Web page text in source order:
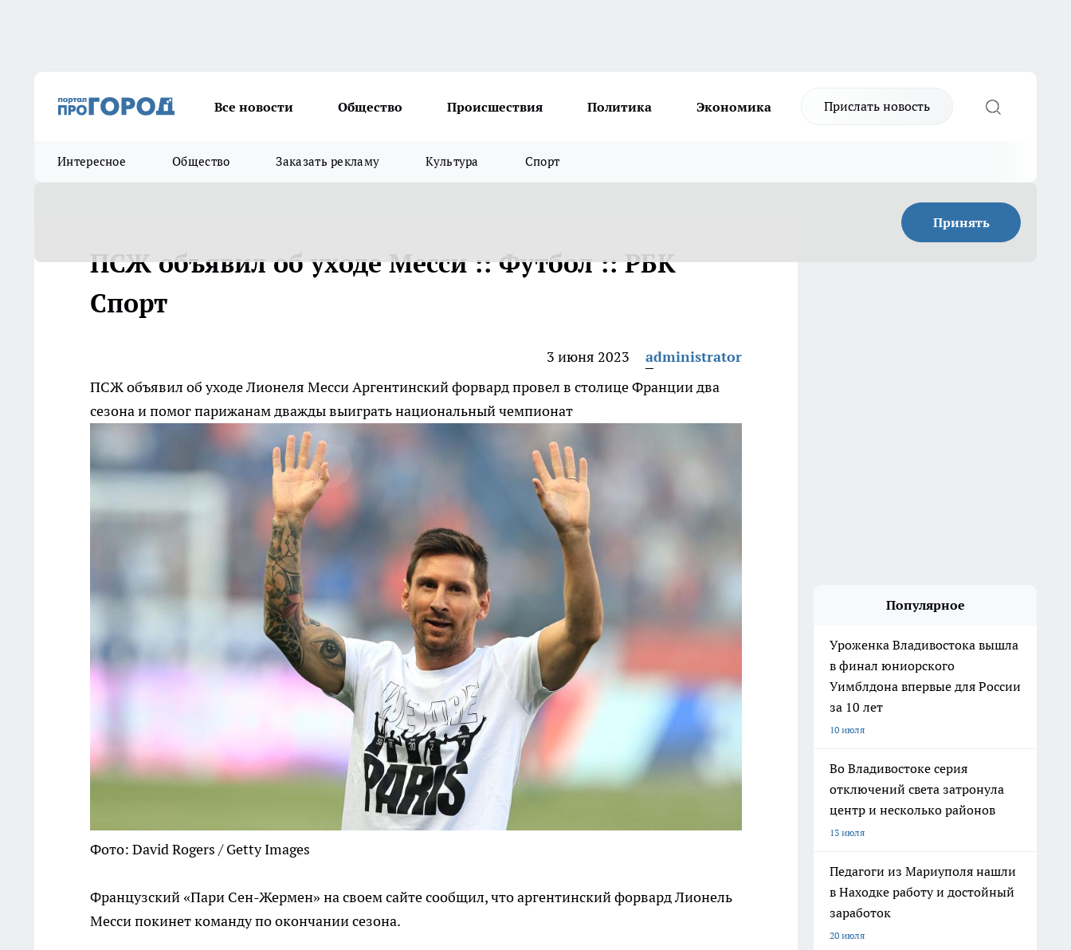
Все новости Общество Происшествия Политика Экономика Прислать новость
Интересное Общество Заказать рекламу Культура Спорт
Принять
ПСЖ объявил об уходе Месси :: Футбол :: РБК
Спорт
3 июня 2023
administrator
ПСЖ объявил об уходе Лионеля МессиАргентинский форвард провел в столице Франции два
сезона и помог парижанам дважды выиграть национальный чемпионат
Фото: David Rogers / Getty Images
Французский «Пари Сен-Жермен» на своем сайте сообщил, что аргентинский форвард Лионель
Месси покинет команду по окончании сезона.
Популярное
Уроженка Владивостока вышла
в финал юниорского
Уимблдона впервые для России
за 10 лет
10 июля
Во Владивостоке серия
отключений света затронула
центр и несколько районов
13 июля
Педагоги из Мариуполя нашли
в Находке работу и достойный
заработок
20 июля